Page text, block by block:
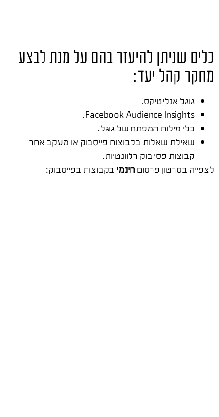
כלים שניתן להיעזר בהם על מנת לבצע
מחקר קהל יעד:
גוגל אנליטיקס.
Facebook Audience Insights.
כלי מילות המפתח של גוגל.
שאילת שאלות בקבוצות פייסבוק או מעקב אחר
קבוצות פסייבוק רלוונטיות.
לצפייה בסרטון פרסוםחינמי בקבוצות בפייסבוק: